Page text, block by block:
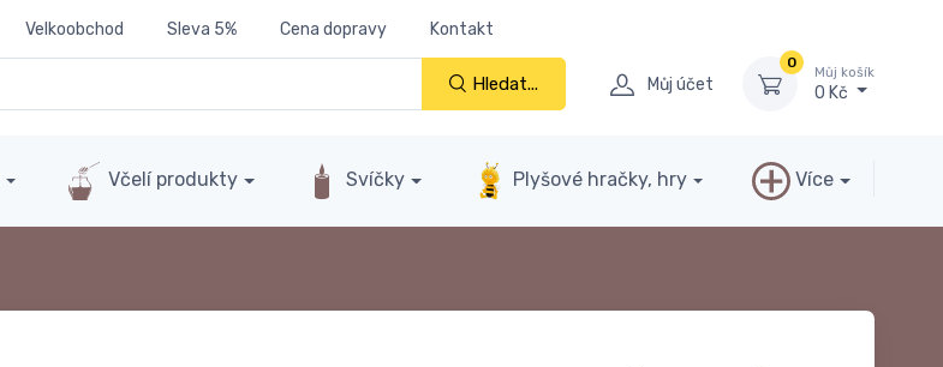
Velkoobchod Sleva 5% Cena dopravy Kontakt
Hledat... Můj účet
0
Můj košík
0 Kč
Včelí produkty Svíčky Plyšové hračky, hry Více